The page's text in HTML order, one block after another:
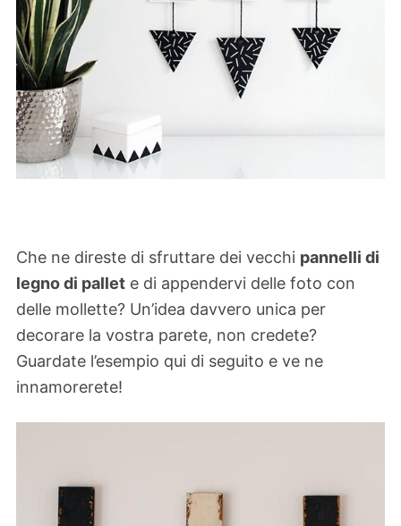
Che ne direste di sfruttare dei vecchi pannelli di
legno di pallet e di appendervi delle foto con
delle mollette? Un’idea davvero unica per
decorare la vostra parete, non credete?
Guardate l’esempio qui di seguito e ve ne
innamorerete!